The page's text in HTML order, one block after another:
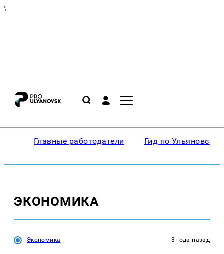
\
Главные работодатели Гид по Ульяновску
ЭКОНОМИКА
Экономика 3 года назад